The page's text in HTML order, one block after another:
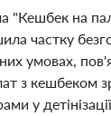
на
частку
умовах,
з
у